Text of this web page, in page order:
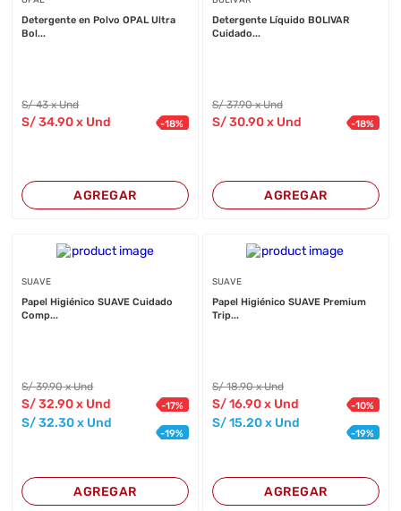
Detergente en Polvo OPAL Ultra
Bol...
S/43 x Und
S/34.90 x Und -18%
AGREGAR
Detergente Líquido BOLIVAR
Cuidado...
S/37.90 x Und
S/30.90x Und -18%
AGREGAR
SUAVE
Papel Higiénico SUAVE Cuidado
Comp...
S/39.90 x Und
S/32.90 x Und -17%
S/32.30 x Und
-19%
AGREGAR
SUAVE
Papel Higiénico SUAVE Premium
Trip...
S/18.90 x Und
S/16.90x Und -10%
S/15.20x Und
-19%
AGREGAR